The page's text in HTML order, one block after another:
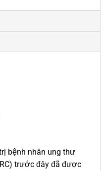
bệnh nhân ung thư
trước đây đã được